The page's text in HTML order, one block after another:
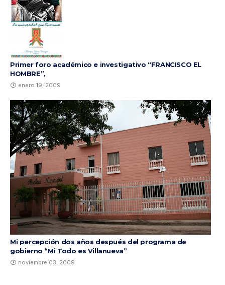
Primer foro académico e investigativo “FRANCISCO EL
HOMBRE”,
enero 19, 2009
Mi percepción dos años después del programa de
gobierno “Mi Todo es Villanueva”
noviembre 03, 2009